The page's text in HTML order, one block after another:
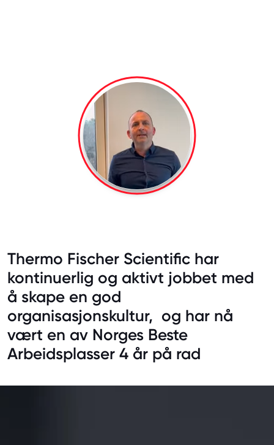
Thermo Fischer Scientific har
kontinuerlig og aktivt jobbet med
å skape en god
organisasjonskultur, og har nå
vært en av Norges Beste
Arbeidsplasser 4 år på rad